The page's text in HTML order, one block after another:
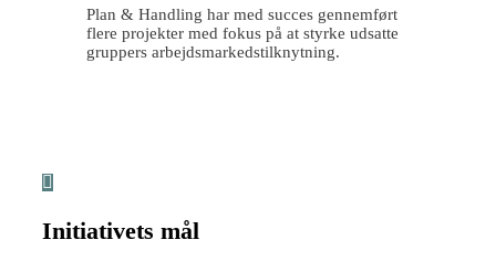
Plan & Handling har med succes gennemført
flere projekter med fokus på at styrke udsatte
gruppers arbejdsmarkedstilknytning.
Initiativets mål